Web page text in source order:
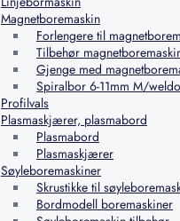
Magnetboremaskin
Forlengere til
Tilbehør
Gjenge med
Spiralbor 6-11mm M/
Profilvals
Plasmaskjærer, plasmabord
Plasmabord
Plasmaskjærer
Søyleboremaskiner
Skrustikke til
Bordmodell boremaskiner